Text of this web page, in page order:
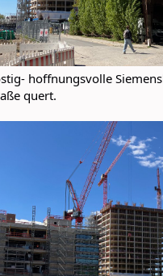
hoffnungsvolle
quert.